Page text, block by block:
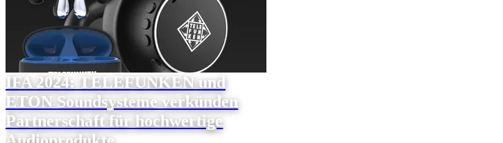
IFA 2024: TELEFUNKEN und
ETON Soundsysteme verkünden
Partnerschaft für hochwertige